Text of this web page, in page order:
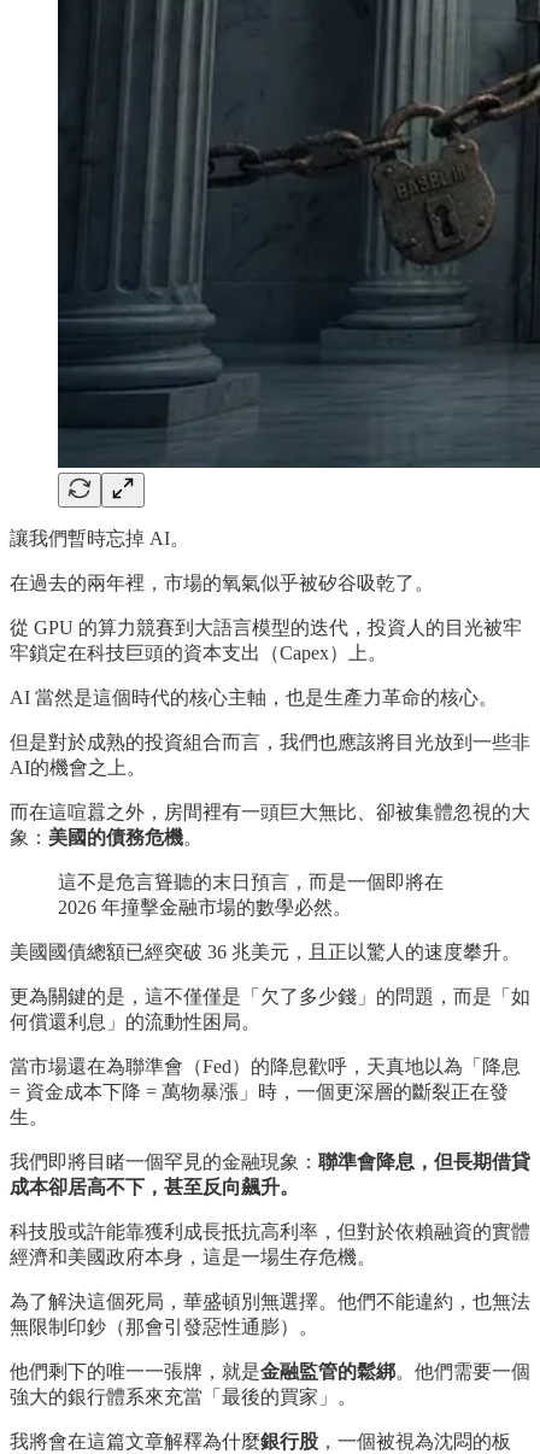
讓我們暫時忘掉 AI。
在過去的兩年裡，市場的氧氣似乎被矽谷吸乾了。
從 GPU 的算力競賽到大語言模型的迭代，投資人的目光被牢
牢鎖定在科技巨頭的資本支出（Capex）上。
AI 當然是這個時代的核心主軸，也是生產力革命的核心。
但是對於成熟的投資組合而言，我們也應該將目光放到一些非
AI的機會之上。
而在這喧囂之外，房間裡有一頭巨大無比、卻被集體忽視的大
象： 美國的債務危機。
這不是危言聳聽的末日預言，而是一個即將在
2026 年撞擊金融市場的數學必然。
美國國債總額已經突破 36 兆美元，且正以驚人的速度攀升。
更為關鍵的是，這不僅僅是「欠了多少錢」的問題，而是「如
何償還利息」的流動性困局。
當市場還在為聯準會（Fed）的降息歡呼，天真地以為「降息
= 資金成本下降 = 萬物暴漲」時，一個更深層的斷裂正在發
生。
我們即將目睹一個罕見的金融現象： 聯準會降息，但長期借貸
成本卻居高不下，甚至反向飆升。
科技股或許能靠獲利成長抵抗高利率，但對於依賴融資的實體
經濟和美國政府本身，這是一場生存危機。
為了解決這個死局，華盛頓別無選擇。他們不能違約，也無法
無限制印鈔（那會引發惡性通膨）。
他們剩下的唯一一張牌，就是金融監管的鬆綁。他們需要一個
強大的銀行體系來充當「最後的買家」。
我將會在這篇文章解釋為什麼銀行股 ，一個被視為沈悶的板